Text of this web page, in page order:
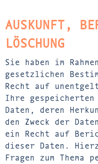
AUSKUNFT,
LÖSCHUNG
Sie haben im
gesetzlichen
Recht auf
Ihre gespeicherten
Daten, deren
den Zweck der
ein Recht auf
dieser Daten.
Fragen zum Thema